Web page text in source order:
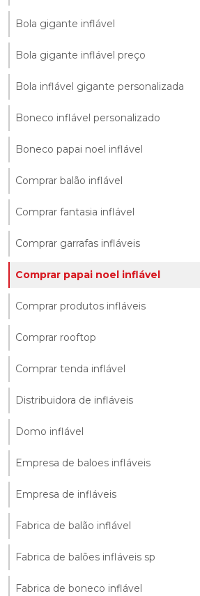
Bola gigante inflável
Bola gigante inflável preço
Bola inflável gigante personalizada
Boneco inflável personalizado
Boneco papai noel inflável
Comprar balão inflável
Comprar fantasia inflável
Comprar garrafas infláveis
Comprar papai noel inflável
Comprar produtos infláveis
Comprar rooftop
Comprar tenda inflável
Distribuidora de infláveis
Domo inflável
Empresa de baloes infláveis
Empresa de infláveis
Fabrica de balão inflável
Fabrica de balões infláveis sp
Fabrica de boneco inflável